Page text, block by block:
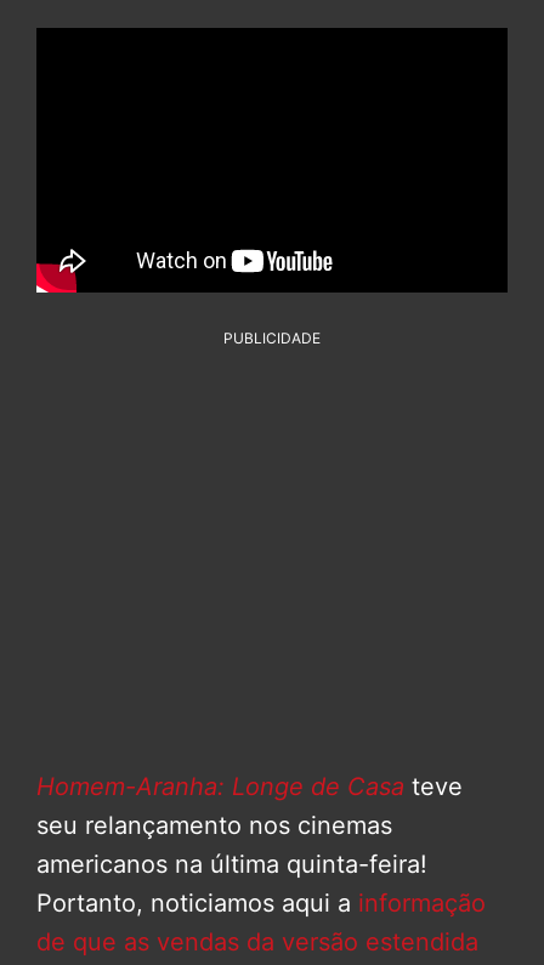
PUBLICIDADE
Homem-Aranha: Longe de Casa teve
seu relançamento nos cinemas
americanos na última quinta-feira!
Portanto, noticiamos aqui a informação
de que as vendas da versão estendida